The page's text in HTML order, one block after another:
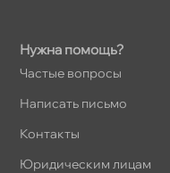
Нужна помощь?
Частые вопросы
Написать письмо
Контакты
Юридическим лицам